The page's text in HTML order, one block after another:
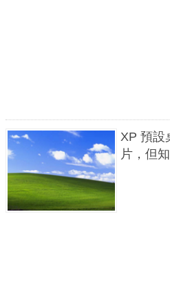
XP 預設
片，但